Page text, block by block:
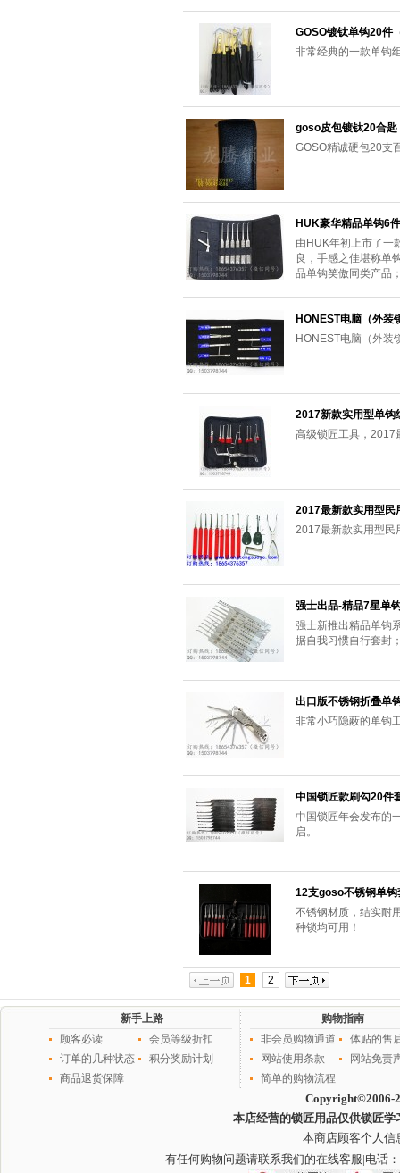
GOSO镀钛单钩20件
非常经典的一款单钩
goso皮包镀钛20合匙
GOSO精诚硬包20支
HUK豪华精品单钩6
由HUK年初上市了一
良，手感之佳堪称单
品单钩笑傲同类产品
HONEST电脑（外装
HONEST电脑（外装
2017新款实用型单钩
高级锁匠工具，2017
2017最新款实用型民
2017最新款实用型民
强士出品-精品7星单
强士新推出精品单钩
据自我习惯自行套封
出口版不锈钢折叠单
非常小巧隐蔽的单钩
中国锁匠款刷勾20件
中国锁匠年会发布的
启。
12支goso不锈钢单
不锈钢材质，结实耐
种锁均可用！
1 2
新手上路
顾客必读
会员等级折扣
订单的几种状态
积分奖励计划
商品退货保障
购物指南
非会员购物通道
体贴的售
网站使用条款
网站免责
简单的购物流程
Copyright©2006-
本店经营的锁匠用品仅供锁匠
本商店顾客个人信
有任何购物问题请联系我们的在线客服|电话：